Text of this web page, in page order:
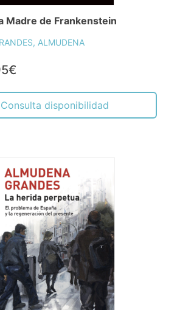
Madre de Frankenstein
ALMUDENA
Consulta disponibilidad